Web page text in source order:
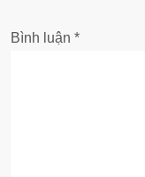
n
Bình luận *